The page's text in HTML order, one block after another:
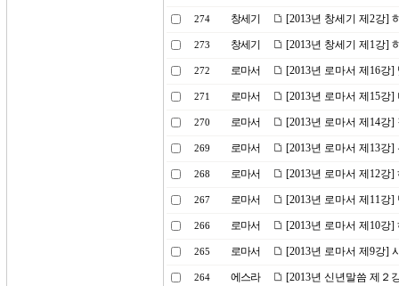
274 창세기 [2013년 창세기 제2강]
273 창세기 [2013년 창세기 제1강]
272 로마서 [2013년 로마서 제16강
271 로마서 [2013년 로마서 제15강
270 로마서 [2013년 로마서 제14강
269 로마서 [2013년 로마서 제13강
268 로마서 [2013년 로마서 제12강
267 로마서 [2013년 로마서 제11강
266 로마서 [2013년 로마서 제10강
265 로마서 [2013년 로마서 제9강]
264 에스라 [2013년 신년말씀 제２